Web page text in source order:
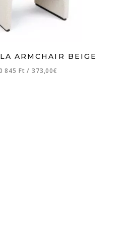
ARMCHAIR BEIGE
845 Ft/ 373,00€